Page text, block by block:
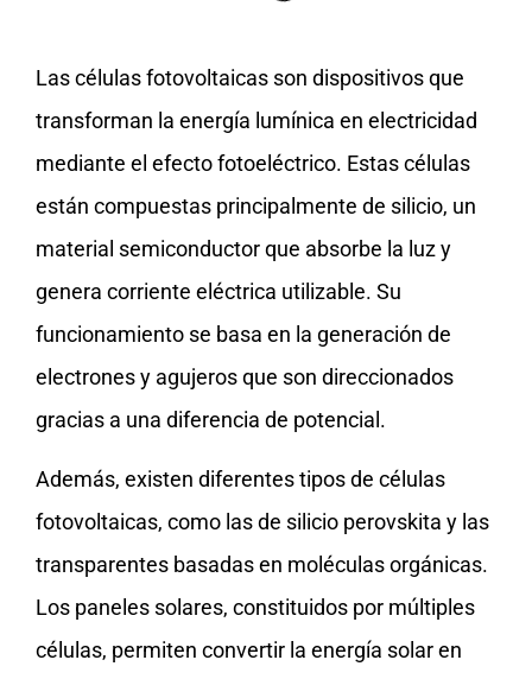
Las células fotovoltaicas son dispositivos que
transforman la energía lumínica en electricidad
mediante el efecto fotoeléctrico. Estas células
están compuestas principalmente de silicio, un
material semiconductor que absorbe la luz y
genera corriente eléctrica utilizable. Su
funcionamiento se basa en la generación de
electrones y agujeros que son direccionados
gracias a una diferencia de potencial.
Además, existen diferentes tipos de células
fotovoltaicas, como las de silicio perovskita y las
transparentes basadas en moléculas orgánicas.
Los paneles solares, constituidos por múltiples
células, permiten convertir la energía solar en